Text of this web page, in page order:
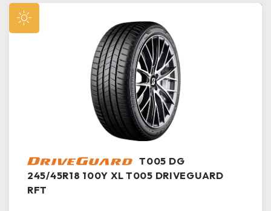
T005 DG
245/45R18 100Y XL T005 DRIVEGUARD
RFT